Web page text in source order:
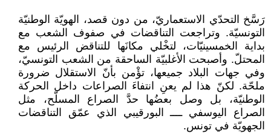
رَسَّخ التحدّي الاستعماريّ، من دون قصد، الهويّة الوطنيّة
التونسيّة. وتراجعت التناقضات في صفوف الشعب مع
بداية الخمسينيّات، لتخْلي مكانَها للتناقض الرئيس مع
المحتلّ. وأصبحت الأغلبيّة الساحقة من الشعب التونسيّ،
وفي جهات البلاد جميعها، تؤْمن بأنّ الاستقلال ضرورة
ملحّة. لكنّ هذا لم يعنِ انتفاءَ الصراعات داخل الحركة
الوطنيّة، بل وصل بعضُها حدَّ الصراع المسلّح، مثل
الصراع اليوسفي ــــ البورقيبي الذي عمّق التناقضات
الجهويّة في تونس.